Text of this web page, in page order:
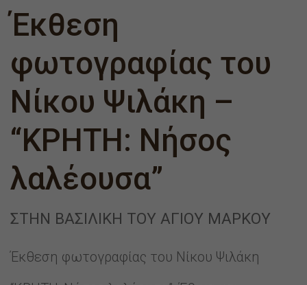
Έκθεση
φωτογραφίας του
Νίκου Ψιλάκη –
“ΚΡΗΤΗ: Νήσος
λαλέουσα”
ΣΤΗΝ ΒΑΣΙΛΙΚΉ ΤΟΥ ΑΓΊΟΥ ΜΆΡΚΟΥ
Έκθεση φωτογραφίας του Νίκου Ψιλάκη